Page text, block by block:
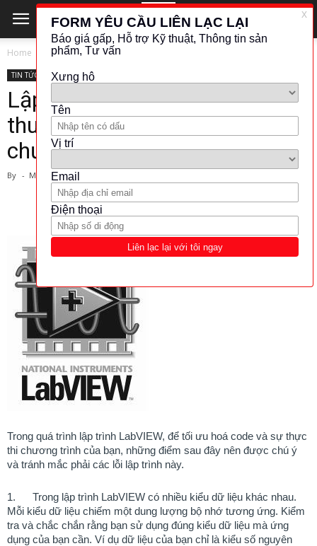
Home TIN TỨC - CÔNG NGHỆ
TIN TỨC - CÔNG NGHỆ
Lập trình LabVIEW, 10 thủ
thuật quan trọng để tối ưu hoá
chương trình.
By - March 1, 2024
Trong quá trình lập trình LabVIEW, để tối ưu hoá code và sự thực
thi chương trình của bạn, những điểm sau đây nên được chú ý
và tránh mắc phải các lỗi lập trình này.
1.
Trong lập trình LabVIEW có nhiều kiểu dữ liệu khác nhau.
Mỗi kiểu dữ liệu chiếm một dung lượng bộ nhớ tương ứng. Kiểm
tra và chắc chắn rằng bạn sử dụng đúng kiểu dữ liệu mà ứng
dụng của bạn cần. Ví dụ dữ liệu của bạn chỉ là kiểu số nguyên